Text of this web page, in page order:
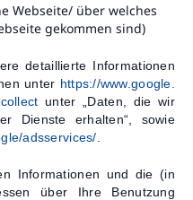
Webseite/ über welches
gekommen sind)
detaillierte Informationen
unter https://www.google.
unter „Daten, die wir
Dienste erhalten“, sowie
adsservices/
Informationen und die (in
über Ihre Benutzung